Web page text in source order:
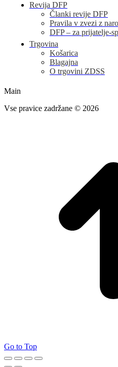
Revija DFP
Članki revije DFP
Pravila v zvezi z
DFP – za prijatelje-
Trgovina
Košarica
Blagajna
O trgovini ZDSS
Main
Vse pravice zadržane © 2026
Go to Top